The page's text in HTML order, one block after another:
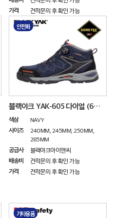
가격 견적문의 후 확인 가능
안전화
블랙야크 YAK-605 다이얼 (6인치)
색상 NAVY
사이즈
240MM, 245MM, 250MM,
285MM
공급사 블랙야크아이앤씨
배송비 견적문의 후 확인 가능
가격 견적문의 후 확인 가능
기타용품